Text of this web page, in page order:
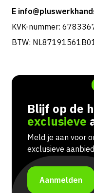
E
KVK-nummer:
BTW:
Blijf op de
exclusieve
Meld je aan voor
exclusieve
Aanmelden